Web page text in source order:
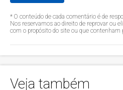
* O conteúdo de cada comentário é de
Nos reservamos ao direito de reprovar ou
com o propósito do site ou que contenham
Veja também